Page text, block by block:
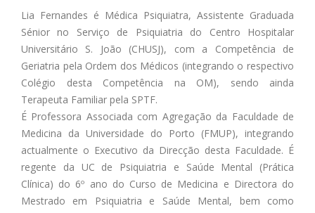
Lia Fernandes é Médica Psiquiatra, Assistente Graduada
Sénior no Serviço de Psiquiatria do Centro Hospitalar
Universitário S. João (CHUSJ), com a Competência de
Geriatria pela Ordem dos Médicos (integrando o respectivo
Colégio desta Competência na OM), sendo ainda
Terapeuta Familiar pela SPTF.
É Professora Associada com Agregação da Faculdade de
Medicina da Universidade do Porto (FMUP), integrando
actualmente o Executivo da Direcção desta Faculdade. É
regente da UC de Psiquiatria e Saúde Mental (Prática
Clínica) do 6º ano do Curso de Medicina e Directora do
Mestrado em Psiquiatria e Saúde Mental, bem como